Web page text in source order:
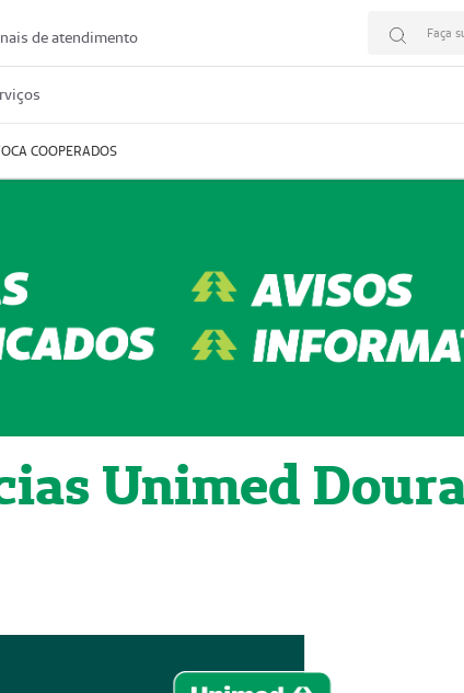
de atendimento Faça
COOPERADOS
Unimed